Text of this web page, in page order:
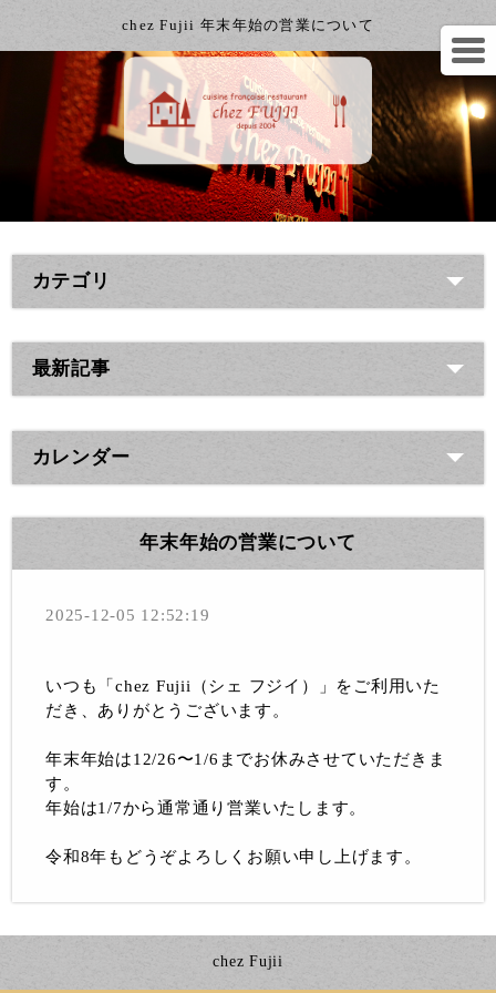
chez Fujii 年末年始の営業について
カテゴリ
最新記事
カレンダー
年末年始の営業について
2025-12-05 12:52:19
いつも「chez Fujii（シェ フジイ）」をご利用いた
だき、ありがとうございます。
年末年始は12/26〜1/6までお休みさせていただきま
す。
年始は1/7から通常通り営業いたします。
令和8年もどうぞよろしくお願い申し上げます。
chez Fujii